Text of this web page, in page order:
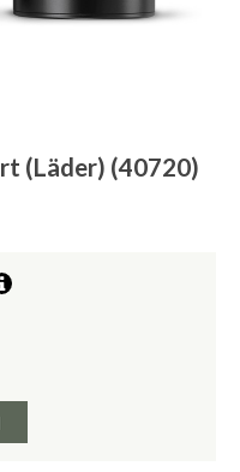
(Läder) (40720)
Pris: